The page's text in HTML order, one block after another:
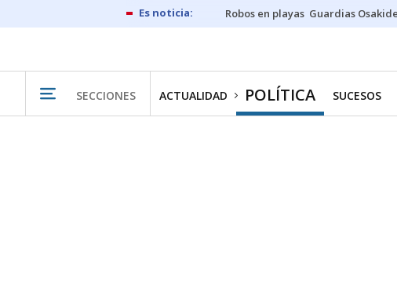
Robos en playas Guardias
SECCIONES ACTUALIDAD POLÍTICA SUCESOS